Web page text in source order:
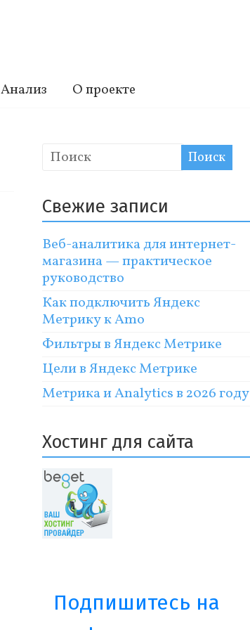
Анализ О проекте
Свежие записи
Веб-аналитика для интернет-
магазина — практическое
руководство
Как подключить Яндекс
Метрику к Amo
Фильтры в Яндекс Метрике
Цели в Яндекс Метрике
Метрика и Analytics в 2026 году
Хостинг для сайта
Подпишитесь на